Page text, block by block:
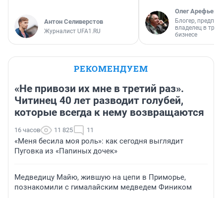
Антон Селиверстов
Журналист UFA1.RU
Олег Арефьев
Блогер,
владелец в
бизнесе
РЕКОМЕНДУЕМ
«Не привози их мне в третий раз».
Читинец 40 лет разводит голубей,
которые всегда к нему возвращаются
16 часов 11 825 11
«Меня бесила моя роль»: как сегодня выглядит
Пуговка из «Папиных дочек»
Медведицу Майю, жившую на цепи в Приморье,
познакомили с гималайским медведем Фиником